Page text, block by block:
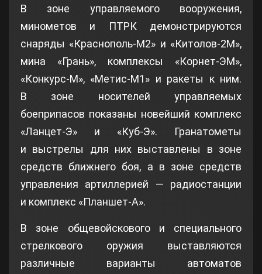
В зоне управляемого вооружения,
минометов и ПТРК демонстрируются
снаряды «Краснополь-М2» и «Китолов-2М»,
мина «Грань», комплексы «Корнет-ЭМ»,
«Конкурс-М», «Метис-М1» и ракеты к ним.
В зоне носителей управляемых
боеприпасов показаны новейший комплекс
«Ланцет-Э» и «Куб-Э». Гранатометы
и выстрелы для них выставлены в зоне
средств ближнего боя, а в зоне средств
управления артиллерией — радиостанции
и комплекс «Планшет-А».
В зоне общевойскового и специального
стрелкового оружия выставляются
различные варианты автоматов